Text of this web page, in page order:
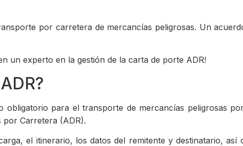
por carretera de mercancías peligrosas. Un
un experto en la gestión de la carta de porte ADR!
obligatorio para el transporte de mercancías peligrosas
Carretera (ADR).
el itinerario, los datos del remitente y destinatario,